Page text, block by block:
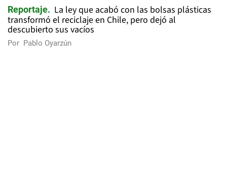
Reportaje
La ley que acabó con las bolsas plásticas
transformó el reciclaje en Chile, pero dejó al
descubierto sus vacíos
Por Pablo Oyarzún